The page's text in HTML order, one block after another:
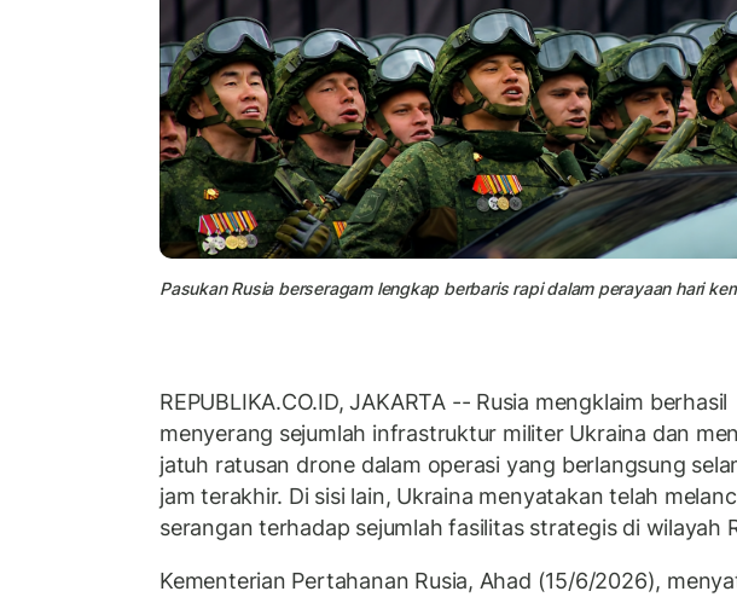
Pasukan Rusia berseragam lengkap berbaris rapi dalam perayaan hari
REPUBLIKA.CO.ID, JAKARTA -- Rusia mengklaim berhasil
menyerang sejumlah infrastruktur militer Ukraina dan
jatuh ratusan drone dalam operasi yang berlangsung
jam terakhir. Di sisi lain, Ukraina menyatakan telah
serangan terhadap sejumlah fasilitas strategis di wilayah
Kementerian Pertahanan Rusia, Ahad (15/6/2026),